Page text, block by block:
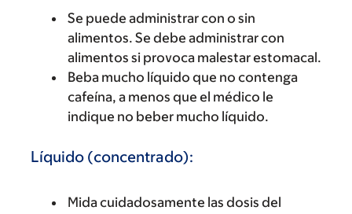
Se puede administrar con o sin
alimentos. Se debe administrar con
alimentos si provoca malestar estomacal.
Beba mucho líquido que no contenga
cafeína, a menos que el médico le
indique no beber mucho líquido.
Líquido (concentrado):
Mida cuidadosamente las dosis del